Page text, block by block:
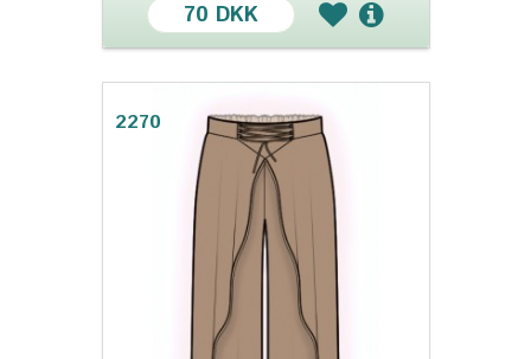
70 DKK
2270